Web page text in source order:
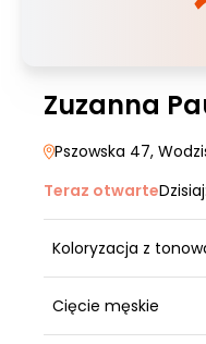
Zuzanna
Pszowska 47,
Teraz otwarteDzisiaj:
Koloryzacja z
Cięcie męskie